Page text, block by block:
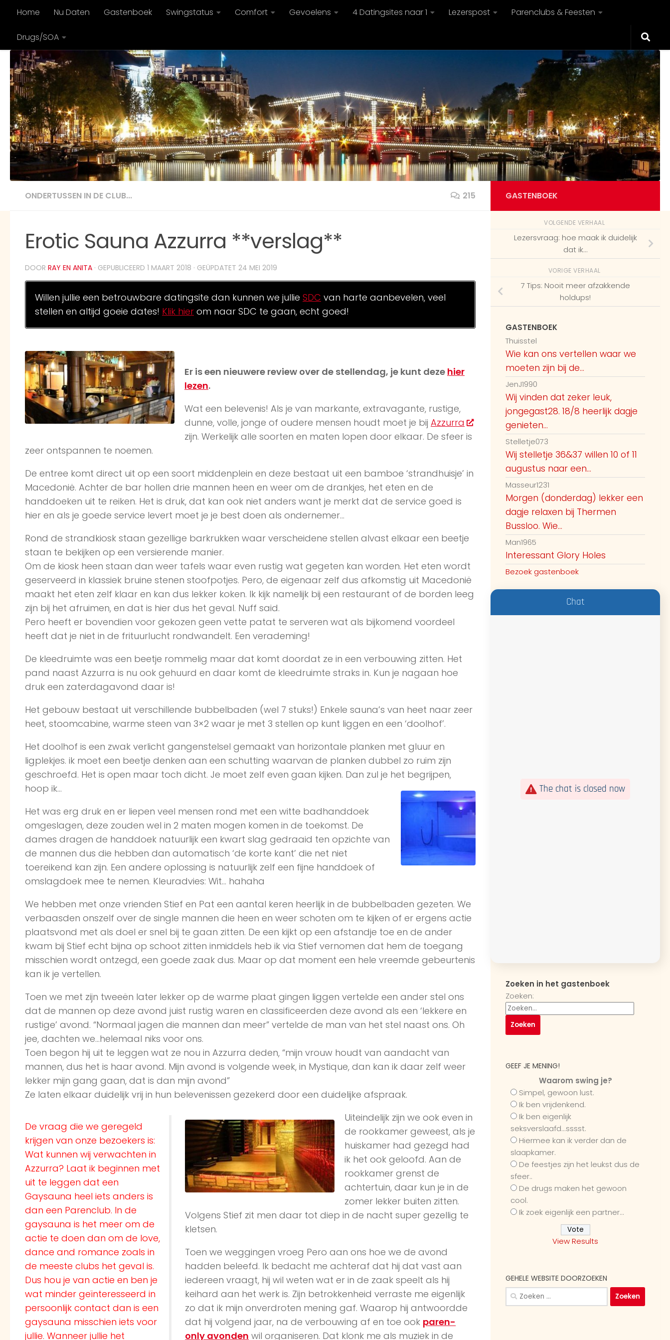
Doorgaan naar inhoud
Home Nu Daten Gastenboek Swingstatus Comfort Gevoelens 4 Datingsites naar 1 Lezerspost Parenclubs & Feesten
Drugs/SOA
ONDERTUSSEN IN DE CLUB... 215
Erotic Sauna Azzurra **verslag**
DOOR RAY EN ANITA · GEPUBLICEERD 1 MAART 2018 · GEÜPDATET 24 MEI 2019
Willen jullie een betrouwbare datingsite dan kunnen we jullie SDC van harte aanbevelen, veel
stellen en altijd goeie dates! Klik hier om naar SDC te gaan, echt goed!
Er is een nieuwere review over de stellendag, je kunt deze hier
lezen.
Wat een belevenis! Als je van markante, extravagante, rustige,
dunne, volle, jonge of oudere mensen houdt moet je bij Azzurra
zijn. Werkelijk alle soorten en maten lopen door elkaar. De sfeer is
zeer ontspannen te noemen.
De entree komt direct uit op een soort middenplein en deze bestaat uit een bamboe ‘strandhuisje’ in
Macedonië. Achter de bar hollen drie mannen heen en weer om de drankjes, het eten en de
handdoeken uit te reiken. Het is druk, dat kan ook niet anders want je merkt dat de service goed is
hier en als je goede service levert moet je je best doen als ondernemer…
Rond de strandkiosk staan gezellige barkrukken waar verscheidene stellen alvast elkaar een beetje
staan te bekijken op een versierende manier.
Om de kiosk heen staan dan weer tafels waar even rustig wat gegeten kan worden. Het eten wordt
geserveerd in klassiek bruine stenen stoofpotjes. Pero, de eigenaar zelf dus afkomstig uit Macedonië
maakt het eten zelf klaar en kan dus lekker koken. Ik kijk namelijk bij een restaurant of de borden leeg
zijn bij het afruimen, en dat is hier dus het geval. Nuff said.
Pero heeft er bovendien voor gekozen geen vette patat te serveren wat als bijkomend voordeel
heeft dat je niet in de frituurlucht rondwandelt. Een verademing!
De kleedruimte was een beetje rommelig maar dat komt doordat ze in een verbouwing zitten. Het
pand naast Azzurra is nu ook gehuurd en daar komt de kleedruimte straks in. Kun je nagaan hoe
druk een zaterdagavond daar is!
Het gebouw bestaat uit verschillende bubbelbaden (wel 7 stuks!) Enkele sauna’s van heet naar zeer
heet, stoomcabine, warme steen van 3×2 waar je met 3 stellen op kunt liggen en een ‘doolhof’.
Het doolhof is een zwak verlicht gangenstelsel gemaakt van horizontale planken met gluur en
ligplekjes. ik moet een beetje denken aan een schutting waarvan de planken dubbel zo ruim zijn
geschroefd. Het is open maar toch dicht. Je moet zelf even gaan kijken. Dan zul je het begrijpen,
hoop ik…
Het was erg druk en er liepen veel mensen rond met een witte badhanddoek
omgeslagen, deze zouden wel in 2 maten mogen komen in de toekomst. De
dames dragen de handdoek natuurlijk een kwart slag gedraaid ten opzichte van
de mannen dus die hebben dan automatisch ‘de korte kant’ die net niet
toereikend kan zijn. Een andere oplossing is natuurlijk zelf een fijne handdoek of
omslagdoek mee te nemen. Kleuradvies: Wit… hahaha
We hebben met onze vrienden Stief en Pat een aantal keren heerlijk in de bubbelbaden gezeten. We
verbaasden onszelf over de single mannen die heen en weer schoten om te kijken of er ergens actie
plaatsvond met als doel er snel bij te gaan zitten. De een kijkt op een afstandje toe en de ander
kwam bij Stief echt bijna op schoot zitten inmiddels heb ik via Stief vernomen dat hem de toegang
misschien wordt ontzegd, een goede zaak dus. Maar op dat moment een hele vreemde gebeurtenis
kan ik je vertellen.
Toen we met zijn tweeën later lekker op de warme plaat gingen liggen vertelde een ander stel ons
dat de mannen op deze avond juist rustig waren en classificeerden deze avond als een ‘lekkere en
rustige’ avond. “Normaal jagen die mannen dan meer” vertelde de man van het stel naast ons. Oh
jee, dachten we…helemaal niks voor ons.
Toen begon hij uit te leggen wat ze nou in Azzurra deden, “mijn vrouw houdt van aandacht van
mannen, dus het is haar avond. Mijn avond is volgende week, in Mystique, dan kan ik daar zelf weer
lekker mijn gang gaan, dat is dan mijn avond”
Ze laten elkaar duidelijk vrij in hun belevenissen gezekerd door een duidelijke afspraak.
De vraag die we geregeld
krijgen van onze bezoekers is:
Wat kunnen wij verwachten in
Azzurra? Laat ik beginnen met
uit te leggen dat een
Gaysauna heel iets anders is
dan een Parenclub. In de
gaysauna is het meer om de
actie te doen dan om de love,
dance and romance zoals in
de meeste clubs het geval is.
Dus hou je van actie en ben je
wat minder geïnteresseerd in
persoonlijk contact dan is een
gaysauna misschien iets voor
jullie. Wanneer jullie het
Uiteindelijk zijn we ook even in
de rookkamer geweest, als je
huiskamer had gezegd had
ik het ook geloofd. Aan de
rookkamer grenst de
achtertuin, daar kun je in de
zomer lekker buiten zitten.
Volgens Stief zit men daar tot diep in de nacht super gezellig te
kletsen.
Toen we weggingen vroeg Pero aan ons hoe we de avond
hadden beleefd. Ik bedacht me achteraf dat hij dat vast aan
iedereen vraagt, hij wil weten wat er in de zaak speelt als hij
keihard aan het werk is. Zijn betrokkenheid verraste me eigenlijk
zo dat ik mijn onverdroten mening gaf. Waarop hij antwoordde
dat hij volgend jaar, na de verbouwing af en toe ook paren-
only avonden wil organiseren. Dat klonk me als muziek in de
GASTENBOEK
VOLGENDE VERHAAL
Lezersvraag: hoe maak ik duidelijk
dat ik…
VORIGE VERHAAL
7 Tips: Nooit meer afzakkende
holdups!
GASTENBOEK
Thuisstel
Wie kan ons vertellen waar we
moeten zijn bij de...
JenJ1990
Wij vinden dat zeker leuk,
jongegast28. 18/8 heerlijk dagje
genieten...
Stelletje073
Wij stelletje 36&37 willen 10 of 11
augustus naar een...
Masseur1231
Morgen (donderdag) lekker een
dagje relaxen bij Thermen
Bussloo. Wie...
Man1965
Interessant Glory Holes
Bezoek gastenboek
Chat
The chat is closed now
Zoeken in het gastenboek
Zoeken:
GEEF JE MENING!
Waarom swing je?
Simpel, gewoon lust.
Ik ben vrijdenkend.
Ik ben eigenlijk
seksverslaafd...sssst.
Hiermee kan ik verder dan de
slaapkamer.
De feestjes zijn het leukst dus de
sfeer..
De drugs maken het gewoon
cool.
Ik zoek eigenlijk een partner...
View Results
GEHELE WEBSITE DOORZOEKEN
Zoeken
naar: